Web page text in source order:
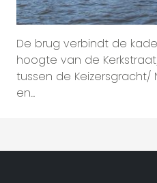
De brug verbindt de
hoogte van de
tussen de Keizersgracht/
en...